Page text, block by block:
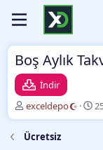
Boş Aylık
İndir
Y
a
z
a
exceldepo
O
l
Ücretsiz